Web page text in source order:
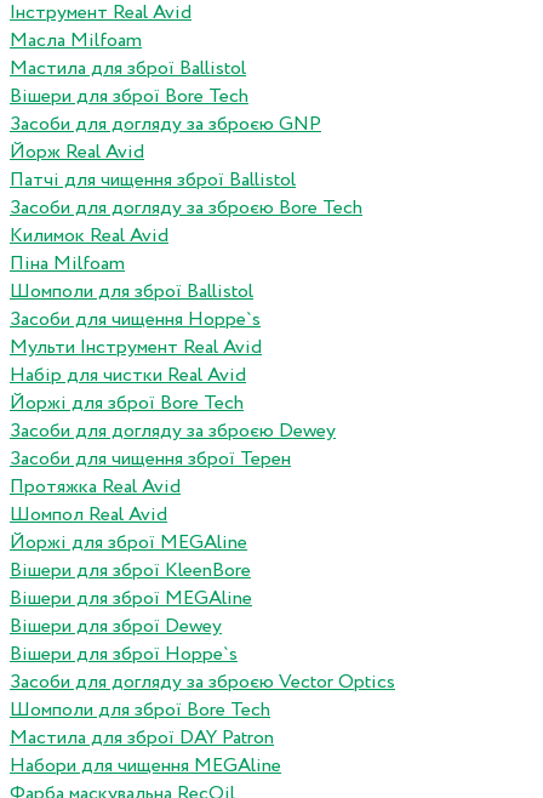
Інструмент Real Avid
Масла Milfoam
Мастила для зброї Ballistol
Вішери для зброї Bore Tech
Засоби для догляду за зброєю GNP
Йорж Real Avid
Патчі для чищення зброї Ballistol
Засоби для догляду за зброєю Bore Tech
Килимок Real Avid
Піна Milfoam
Шомполи для зброї Ballistol
Засоби для чищення Hoppe`s
Мульти Інструмент Real Avid
Набір для чистки Real Avid
Йоржі для зброї Bore Tech
Засоби для догляду за зброєю Dewey
Засоби для чищення зброї Терен
Протяжка Real Avid
Шомпол Real Avid
Йоржі для зброї MEGAline
Вішери для зброї KleenBore
Вішери для зброї MEGAline
Вішери для зброї Dewey
Вішери для зброї Hoppe`s
Засоби для догляду за зброєю Vector Optics
Шомполи для зброї Bore Tech
Мастила для зброї DAY Patron
Набори для чищення MEGAline